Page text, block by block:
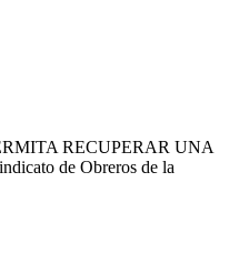
RECUPERAR UNA
de Obreros de la